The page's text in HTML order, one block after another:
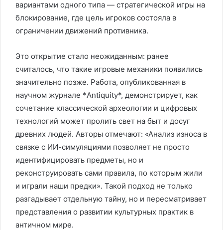
вариантами одного типа — стратегической игры на
блокирование, где цель игроков состояла в
ограничении движений противника.
Это открытие стало неожиданным: ранее
считалось, что такие игровые механики появились
значительно позже. Работа, опубликованная в
научном журнале *Antiquity*, демонстрирует, как
сочетание классической археологии и цифровых
технологий может пролить свет на быт и досуг
древних людей. Авторы отмечают: «Анализ износа в
связке с ИИ-симуляциями позволяет не просто
идентифицировать предметы, но и
реконструировать сами правила, по которым жили
и играли наши предки». Такой подход не только
разгадывает отдельную тайну, но и пересматривает
представления о развитии культурных практик в
античном мире.